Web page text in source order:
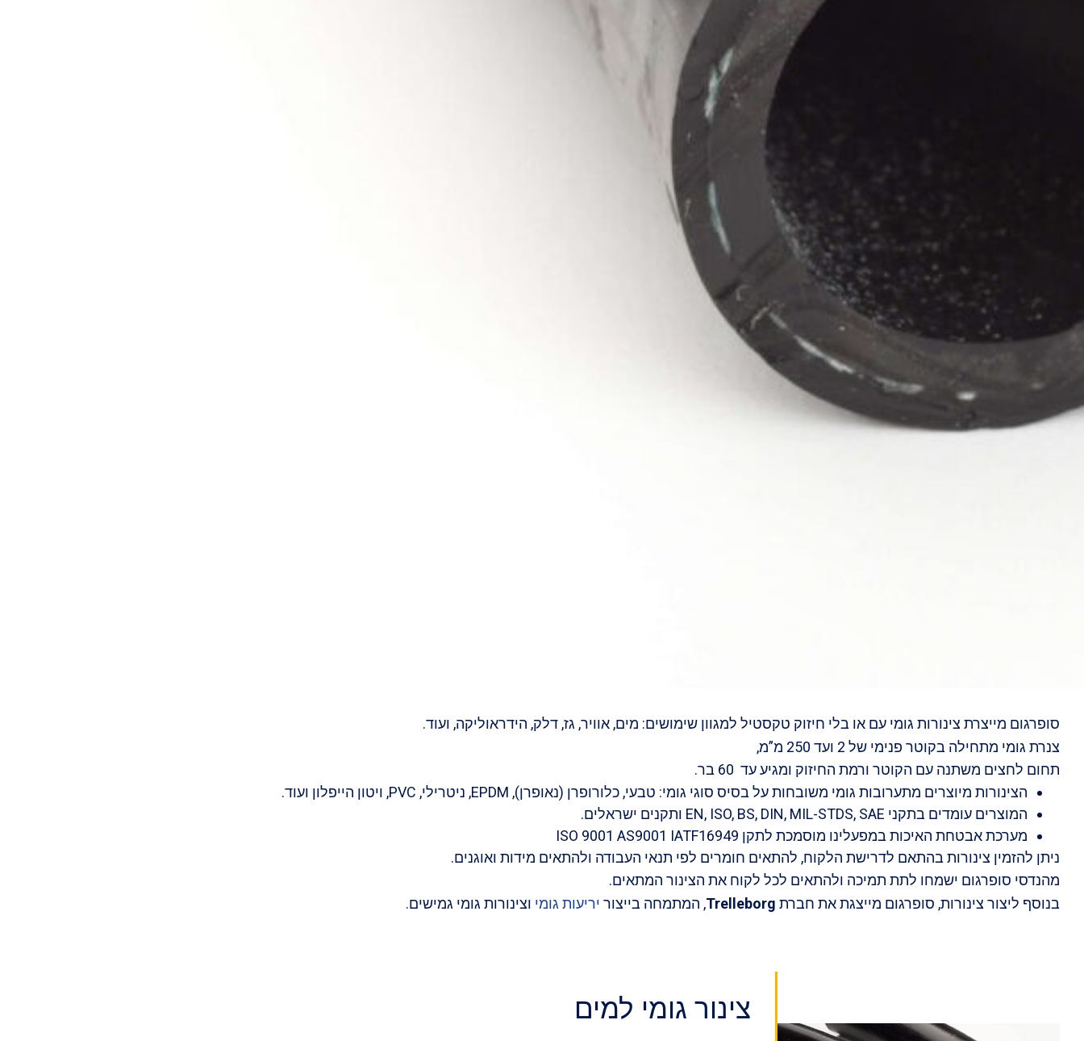
סופרגום מייצרת צינורות גומי עם או בלי חיזוק טקסטיל למגוון שימושים: מים, אוויר, גז, דלק, הידראוליקה, ועוד.
צנרת גומי מתחילה בקוטר פנימי של 2 ועד 250 מ”מ,
תחום לחצים משתנה עם הקוטר ורמת החיזוק ומגיע עד 60 בר.
הצינורות מיוצרים מתערובות גומי משובחות על בסיס סוגי גומי: טבעי, כלורופרן (נאופרן), EPDM, ניטרילי, PVC, ויטון הייפלון ועוד.
המוצרים עומדים בתקני EN, ISO, BS, DIN, MIL-STDS, SAE ותקנים ישראלים.
מערכת אבטחת האיכות במפעלינו מוסמכת לתקן ISO 9001 AS9001 IATF16949
ניתן להזמין צינורות בהתאם לדרישת הלקוח, להתאים חומרים לפי תנאי העבודה ולהתאים מידות ואוגנים.
מהנדסי סופרגום ישמחו לתת תמיכה ולהתאים לכל לקוח את הצינור המתאים.
בנוסף ליצור צינורות, סופרגום מייצגת את חברת Trelleborg, המתמחה בייצור יריעות גומי וצינורות גומי גמישים.
צינור גומי למים